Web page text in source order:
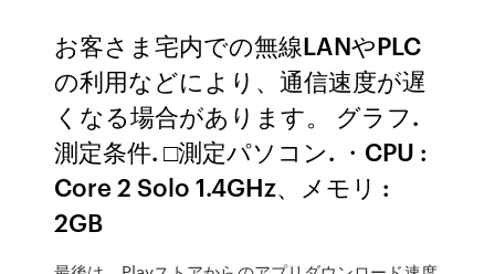
お客さま宅内での無線LANやPLC
の利用などにより、通信速度が遅
くなる場合があります。 グラフ.
測定条件. □測定パソコン. ・CPU :
Core 2 Solo 1.4GHz、メモリ :
2GB